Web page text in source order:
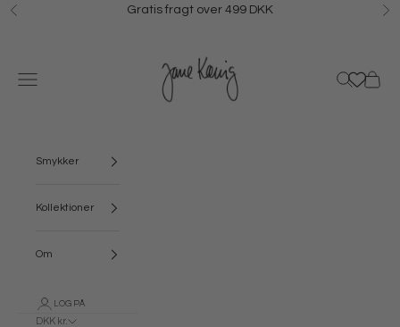
Spring til indhold
Forrige Gratis fragt over 499 DKK
Menu Søg Kurv
Smykker
Kollektioner
Om
LOG PÅ
DKK kr.